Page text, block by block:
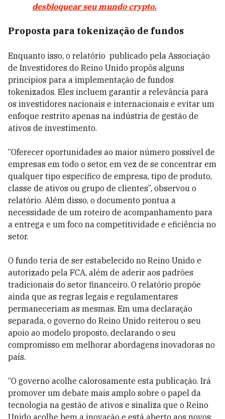
desbloquear seu mundo crypto.
Proposta para tokenização de fundos
Enquanto isso, o relatório publicado pela Associação
de Investidores do Reino Unido propôs alguns
princípios para a implementação de fundos
tokenizados. Eles incluem garantir a relevância para
os investidores nacionais e internacionais e evitar um
enfoque restrito apenas na indústria de gestão de
ativos de investimento.
“Oferecer oportunidades ao maior número possível de
empresas em todo o setor, em vez de se concentrar em
qualquer tipo específico de empresa, tipo de produto,
classe de ativos ou grupo de clientes”, observou o
relatório. Além disso, o documento pontua a
necessidade de um roteiro de acompanhamento para
a entrega e um foco na competitividade e eficiência no
setor.
O fundo teria de ser estabelecido no Reino Unido e
autorizado pela FCA, além de aderir aos padrões
tradicionais do setor financeiro. O relatório propõe
ainda que as regras legais e regulamentares
permaneceriam as mesmas. Em uma declaração
separada, o governo do Reino Unido reiterou o seu
apoio ao modelo proposto, declarando o seu
compromisso em melhorar abordagens inovadoras no
país.
“O governo acolhe calorosamente esta publicação. Irá
promover um debate mais amplo sobre o papel da
tecnologia na gestão de ativos e sinaliza que o Reino
Unido acolhe bem a inovação e está aberto aos novos